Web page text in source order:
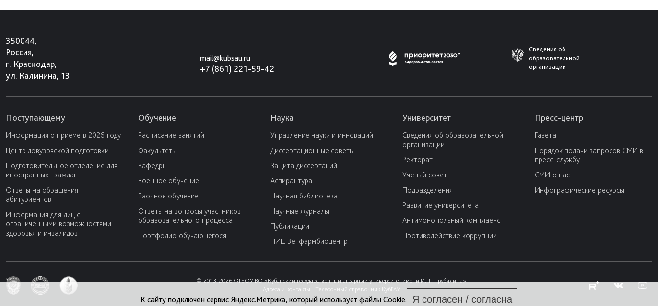
350044,
Россия,
г. Краснодар,
ул. Калинина, 13
mail@kubsau.ru
+7 (861) 221-59-42
Сведения об
образовательной
организации
Поступающему
Информация о приеме в 2026 году
Центр довузовской подготовки
Подготовительное отделение для
иностранных граждан
Ответы на обращения
абитуриентов
Информация для лиц с
ограниченными возможностями
здоровья и инвалидов
Обучение
Расписание занятий
Факультеты
Кафедры
Военное обучение
Заочное обучение
Ответы на вопросы участников
образовательного процесса
Портфолио обучающегося
Наука
Управление науки и инноваций
Диссертационные советы
Защита диссертаций
Аспирантура
Научная библиотека
Научные журналы
Публикации
НИЦ Ветфармбиоцентр
Университет
Сведения об образовательной
организации
Ректорат
Ученый совет
Подразделения
Развитие университета
Антимонопольный комплаенс
Противодействие коррупции
Пресс-центр
Газета
Порядок подачи запросов СМИ в
пресс-службу
СМИ о нас
Инфографические ресурсы
© 2013-2026 ФГБОУ ВО «Кубанский государственный аграрный университет имени И. Т. Трубилина»
Адреса и контакты
Телефонный справочник КубГАУ
К сайту подключен сервис Яндекс.Метрика, который использует файлы Cookie. Я согласен / согласна